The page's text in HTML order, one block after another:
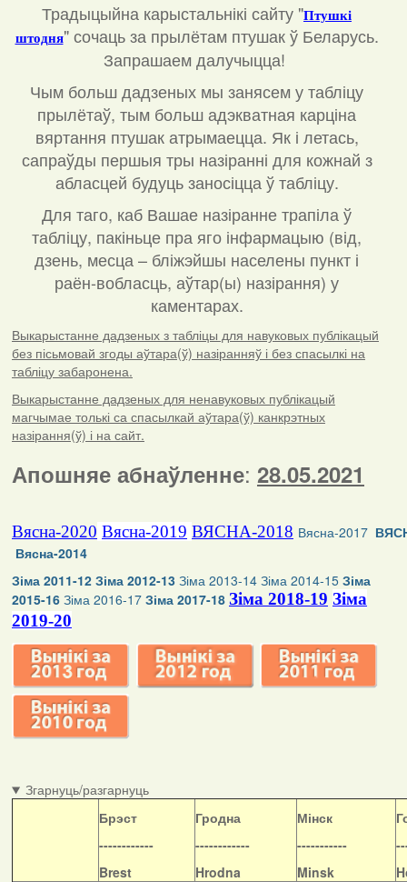
Традыцыйна карыстальнікі сайту "Птушкі
штодня" сочаць за прылётам птушак ў Беларусь.
Запрашаем далучыцца!
Чым больш дадзеных мы занясем у табліцу
прылётаў, тым больш адэкватная карціна
вяртання птушак атрымаецца. Як і летась,
сапраўды першыя тры назіранні для кожнай з
абласцей будуць заносіцца ў табліцу.
Для таго, каб Вашае назіранне трапіла ў
табліцу, пакіньце пра яго інфармацыю (від,
дзень, месца – бліжэйшы населены пункт і
раён-вобласць, аўтар(ы) назірання) у
каментарах.
Выкарыстанне дадзеных з табліцы для навуковых публікацый
без пісьмовай згоды аўтара(ў) назіранняў і без спасылкі на
табліцу забаронена.
Выкарыстанне дадзеных для ненавуковых публікацый
магчымае толькі са спасылкай аўтара(ў) канкрэтных
назірання(ў) і на сайт.
Апошняе абнаўленне: 28.05.2021
Вясна-2020 Вясна-2019 ВЯСНА-2018 Вясна-2017
Вясна-2014
Зіма 2011-12 Зіма 2012-13 Зіма 2013-14 Зіма 2014-15 Зіма
2015-16 Зіма 2016-17 Зіма 2017-18 Зіма 2018-19 Зіма
2019-20
Згарнуць/разгарнуць
Брэст
------------
Brest
Гродна
------------
Hrodna
Мінск
-----------
Minsk